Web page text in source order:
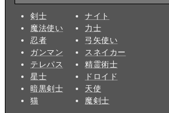
剣士
魔法使い
忍者
ガンマン
テレパス
星士
暗黒剣士
猫
ナイト
力士
弓矢使い
スネイカー
精霊術士
ドロイド
天使
魔剣士